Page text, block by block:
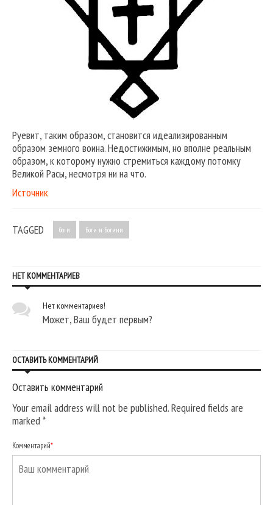
Руевит, таким образом, становится идеализированным
образом земного воина. Недостижимым, но вполне реальным
образом, к которому нужно стремиться каждому потомку
Великой Расы, несмотря ни на что.
Источник
TAGGED боги Боги и Богини
НЕТ КОММЕНТАРИЕВ
Нет комментариев!
Может, Ваш будет первым?
ОСТАВИТЬ КОММЕНТАРИЙ
Оставить комментарий
Your email address will not be published. Required fields are
marked*
Комментарий*